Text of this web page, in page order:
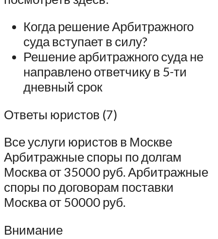
Когда решение Арбитражного
суда вступает в силу?
Решение арбитражного суда не
направлено ответчику в 5-ти
дневный срок
Ответы юристов (7)
Все услуги юристов в Москве
Арбитражные споры по долгам
Москва от 35000 руб. Арбитражные
споры по договорам поставки
Москва от 50000 руб.
Внимание